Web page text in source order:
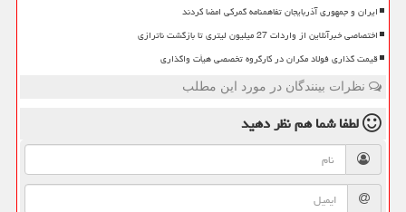
ایران و جمهوری آذربایجان تفاهمنامه گمرکی امضا کردند
اختصاصی خبرآنلاین از واردات 27 میلیون لیتری تا بازگشت ناترازی
قیمت گذاری فولاد مکران در کارگروه تخصصی هیأت واگذاری
نظرات بینندگان در مورد این مطلب
لطفا شما همنظر دهید